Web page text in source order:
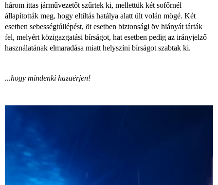
három ittas járművezetőt szűrtek ki, mellettük két sofőrnél
állapították meg, hogy eltiltás hatálya alatt ült volán mögé. Két
esetben sebességtúllépést, öt esetben biztonsági öv hiányát tárták
fel, melyért közigazgatási bírságot, hat esetben pedig az irányjelző
használatának elmaradása miatt helyszíni bírságot szabtak ki.
...hogy mindenki hazaérjen!